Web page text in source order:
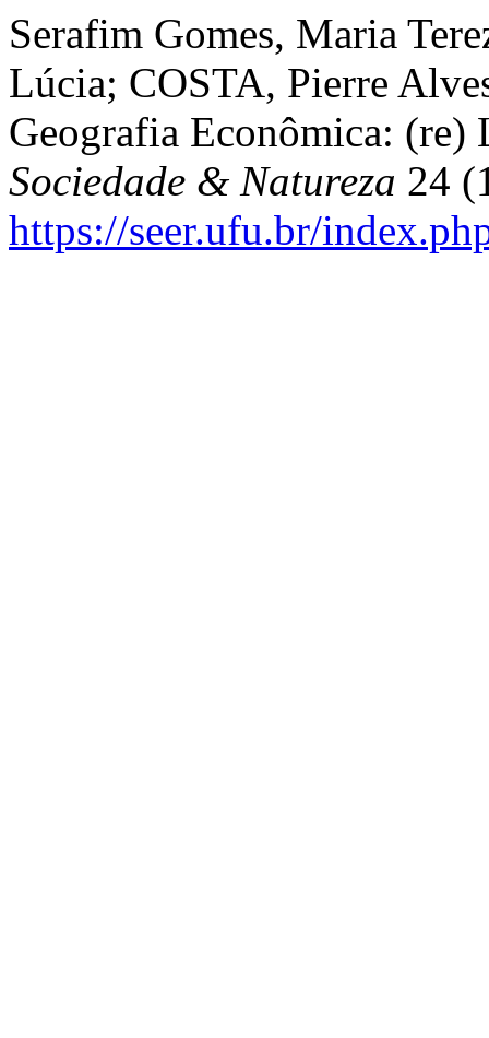
Serafim Gomes, Maria
Lúcia; COSTA, Pierre
Geografia Econômica: (re)
Sociedade & Natureza 24
https://seer.ufu.br/